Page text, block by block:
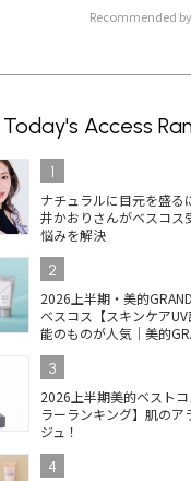
Recommended by
Today's Access
1
ナチュラルに目元を盛る
井かおりさんがベスコス
悩みを解決
2
2026上半期・美的
ベスコス【スキンケア
能のものが人気｜美的
3
2026上半期美的ベスト
ラーランキング】肌のア
ジュ！
4